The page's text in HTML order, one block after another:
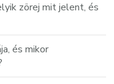
zörej mit jelent, és
és mikor